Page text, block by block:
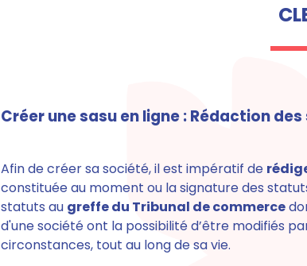
Créer une sasu en ligne : Rédaction
Afin de créer sa société, il est impératif de
constituée au moment ou la signature des
statuts au greffe du Tribunal de commerce
d'une société ont la possibilité d’être modifiés
circonstances, tout au long de sa vie.